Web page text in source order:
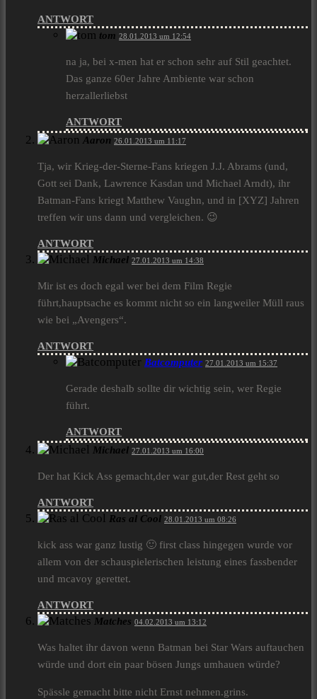
ANTWORT
tom 28.01.2013 um 12:54
na ja, bei x-men hat er schon sehr auf Stil geachtet.
Das ganze 60er Jahre Ambiente war schon
herzallerliebst
ANTWORT
Aaron 26.01.2013 um 11:17
Tja, wir Krieg-der-Sterne-Fans kriegen J.J. Abrams (und,
Gott sei Dank, Lawrence Kasdan und Michael Arndt), ihr
Batman-Fans kriegt Matthew Vaughn, und in [XYZ] Jahren
treffen wir uns dann und vergleichen. 😉
ANTWORT
Michael 27.01.2013 um 14:38
Mir ist es doch egal wer bei dem Film Regie
führt,hauptsache es kommt nicht so ein langweiler Müll raus
wie bei „Avengers“.
ANTWORT
Batcomputer 27.01.2013 um 15:37
Gerade deshalb sollte dir wichtig sein, wer Regie
führt.
ANTWORT
Michael 27.01.2013 um 16:00
Der hat Kick Ass gemacht,der war gut,der Rest geht so
ANTWORT
Ras al Cool 28.01.2013 um 08:26
kick ass war ganz lustig 🙂 first class hingegen wurde vor
allem von der schauspielerischen leistung eines fassbender
und mcavoy gerettet.
ANTWORT
Matches 04.02.2013 um 13:12
Was haltet ihr davon wenn Batman bei Star Wars auftauchen
würde und dort ein paar bösen Jungs umhauen würde?
Spässle gemacht bitte nicht Ernst nehmen.grins.